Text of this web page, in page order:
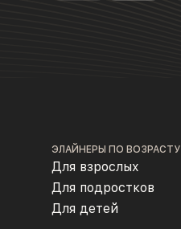
ЭЛАЙНЕРЫ ПО ВОЗРАСТУ
Для взрослых
Для подростков
Для детей